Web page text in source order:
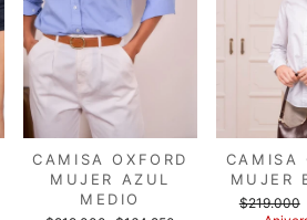
CAMISA OXFORD
MUJER AZUL
MEDIO
CAMISA
MUJER
Precio
$219.000